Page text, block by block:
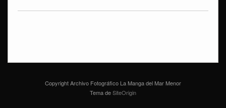
Copyright Archivo Fotográfico La Manga del Mar Menor
Tema deSiteOrigin